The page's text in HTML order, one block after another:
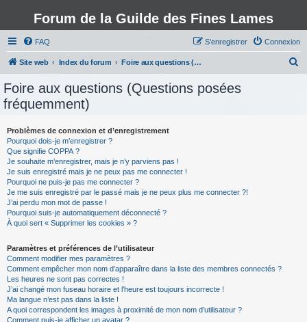
Forum de la Guilde des Fines Lames
FAQ Connexion
S’enregistrer
Site web Index du forum Foire aux questions (Questions posées fréquemment)
Foire aux questions (Questions posées
fréquemment)
Problèmes de connexion et d’enregistrement
Pourquoi dois-je m’enregistrer ?
Que signifie COPPA ?
Je souhaite m’enregistrer, mais je n’y parviens pas !
Je suis enregistré mais je ne peux pas me connecter !
Pourquoi ne puis-je pas me connecter ?
Je me suis enregistré par le passé mais je ne peux plus me connecter ?!
J’ai perdu mon mot de passe !
Pourquoi suis-je automatiquement déconnecté ?
À quoi sert « Supprimer les cookies » ?
Paramètres et préférences de l’utilisateur
Comment modifier mes paramètres ?
Comment empêcher mon nom d’apparaître dans la liste des membres connectés ?
Les heures ne sont pas correctes !
J’ai changé mon fuseau horaire et l’heure est toujours incorrecte !
Ma langue n’est pas dans la liste !
A quoi correspondent les images à proximité de mon nom d’utilisateur ?
Comment puis-je afficher un avatar ?